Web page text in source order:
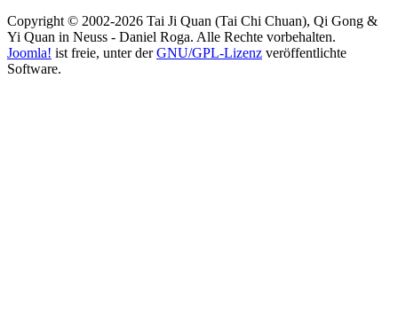
Copyright © 2002-2026 Tai Ji Quan (Tai Chi Chuan), Qi Gong &
Yi Quan in Neuss - Daniel Roga. Alle Rechte vorbehalten.
Joomla! ist freie, unter derGNU/GPL-Lizenz veröffentlichte
Software.